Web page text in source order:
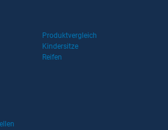
Produktvergleich
Kindersitze
Reifen